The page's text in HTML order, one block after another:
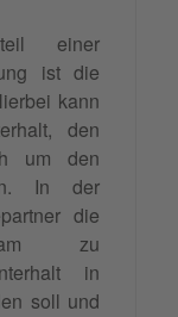
einer
ist die
kann
den
um den
In der
die
zu
in
soll und